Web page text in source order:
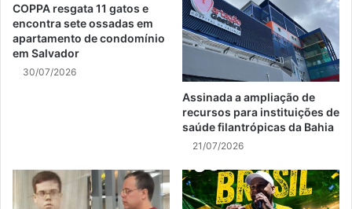
COPPA resgata 11 gatos e
encontra sete ossadas em
apartamento de condomínio
em Salvador
30/07/2026
Assinada a ampliação de
recursos para instituições de
saúde filantrópicas da Bahia
21/07/2026